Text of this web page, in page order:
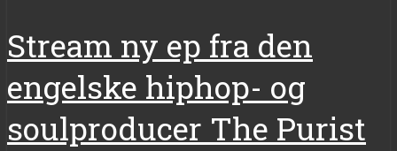
Stream ny ep fra den
engelske hiphop- og
soulproducer The Purist